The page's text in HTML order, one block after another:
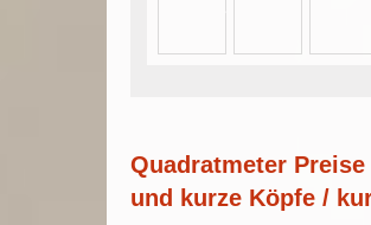
Quadratmeter
und kurze Köpfe /